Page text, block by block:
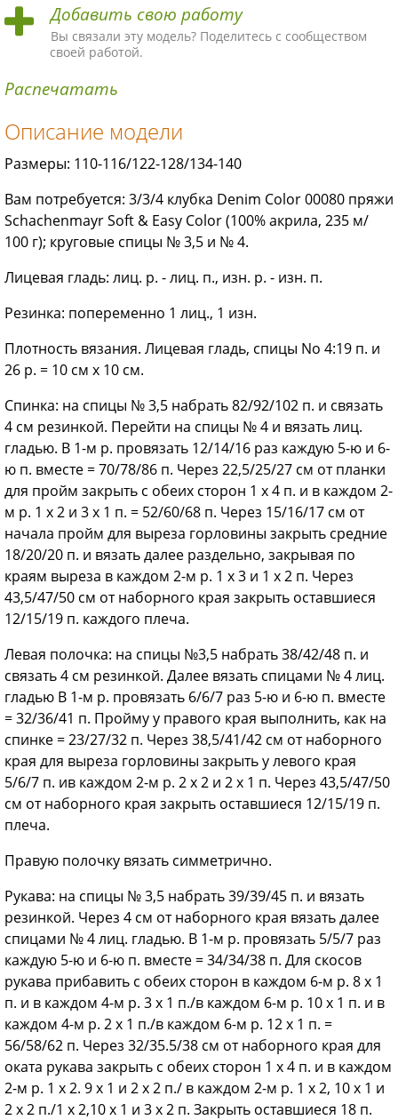
ма
ма ма ма ма!
Добавить свою работу
Вы связали эту модель? Поделитесь с сообществом
своей работой.
Распечатать
Описание модели
Размеры: 110-116/122-128/134-140
Вам потребуется: 3/3/4 клубка Denim Color 00080 пряжи
Schachenmayr Soft & Easy Color (100% акрила, 235 м/
100 г); круговые спицы № 3,5 и № 4.
Лицевая гладь: лиц. р. - лиц. п., изн. р. - изн. п.
Резинка: попеременно 1 лиц., 1 изн.
Плотность вязания. Лицевая гладь, спицы No 4:19 п. и
26 р. = 10 см х 10 см.
Спинка: на спицы № 3,5 набрать 82/92/102 п. и связать
4 см резинкой. Перейти на спицы № 4 и вязать лиц.
гладью. В 1-м р. провязать 12/14/16 раз каждую 5-ю и 6-
ю п. вместе = 70/78/86 п. Через 22,5/25/27 см от планки
для пройм закрыть с обеих сторон 1 х 4 п. и в каждом 2-
м р. 1 х 2 и 3 х 1 п. = 52/60/68 п. Через 15/16/17 см от
начала пройм для выреза горловины закрыть средние
18/20/20 п. и вязать далее раздельно, закрывая по
краям выреза в каждом 2-м р. 1 х 3 и 1 х 2 п. Через
43,5/47/50 см от наборного края закрыть оставшиеся
12/15/19 п. каждого плеча.
Левая полочка: на спицы №3,5 набрать 38/42/48 п. и
связать 4 см резинкой. Далее вязать спицами № 4 лиц.
гладью В 1-м р. провязать 6/6/7 раз 5-ю и 6-ю п. вместе
= 32/36/41 п. Пройму у правого края выполнить, как на
спинке = 23/27/32 п. Через 38,5/41/42 см от наборного
края для выреза горловины закрыть у левого края
5/6/7 п. ив каждом 2-м р. 2 х 2 и 2 х 1 п. Через 43,5/47/50
см от наборного края закрыть оставшиеся 12/15/19 п.
плеча.
Правую полочку вязать симметрично.
Рукава: на спицы № 3,5 набрать 39/39/45 п. и вязать
резинкой. Через 4 см от наборного края вязать далее
спицами № 4 лиц. гладью. В 1-м р. провязать 5/5/7 раз
каждую 5-ю и 6-ю п. вместе = 34/34/38 п. Для скосов
рукава прибавить с обеих сторон в каждом 6-м р. 8 х 1
п. и в каждом 4-м р. 3 х 1 п./в каждом 6-м р. 10 х 1 п. и в
каждом 4-м р. 2 х 1 п./в каждом 6-м р. 12 х 1 п. =
56/58/62 п. Через 32/35.5/38 см от наборного края для
оката рукава закрыть с обеих сторон 1 х 4 п. и в каждом
2-м р. 1 х 2. 9 x 1 и 2 х 2 п./ в каждом 2-м р. 1 х 2, 10 x 1 и
2 х 2 п./1 х 2,10 x 1 и 3 х 2 п. Закрыть оставшиеся 18 п.